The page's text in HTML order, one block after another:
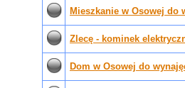
Mieszkanie w Osowej do
Zlecę - kominek
Dom w Osowej do